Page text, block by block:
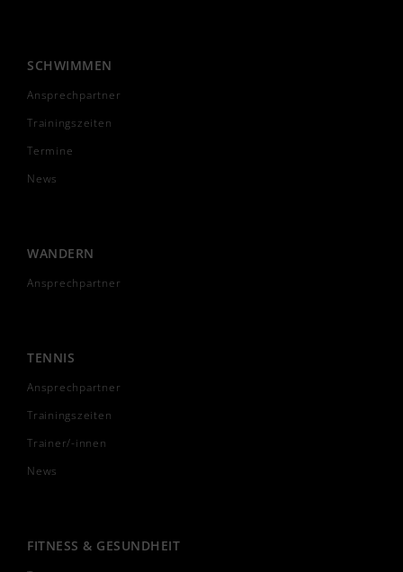
SCHWIMMEN
Ansprechpartner
Trainingszeiten
Termine
News
WANDERN
Ansprechpartner
TENNIS
Ansprechpartner
Trainingszeiten
Trainer/-innen
News
FITNESS & GESUNDHEIT